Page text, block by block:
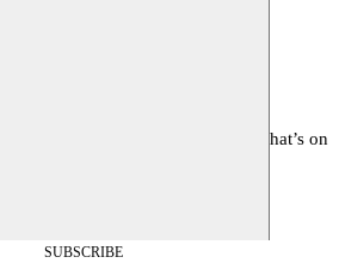
updates about our program, what’s on
SUBSCRIBE